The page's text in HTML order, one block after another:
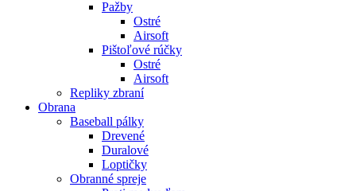
Pažby
Ostré
Airsoft
Pištoľové rúčky
Ostré
Airsoft
Repliky zbraní
Obrana
Baseball pálky
Drevené
Duralové
Loptičky
Obranné spreje